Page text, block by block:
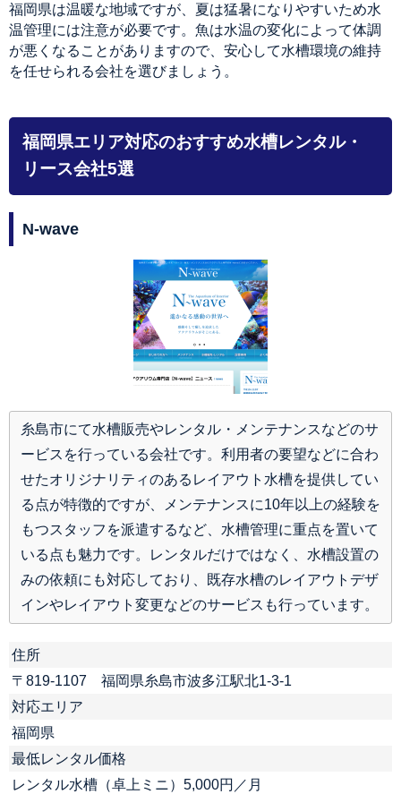
福岡県は温暖な地域ですが、夏は猛暑になりやすいため水
温管理には注意が必要です。魚は水温の変化によって体調
が悪くなることがありますので、安心して水槽環境の維持
を任せられる会社を選びましょう。
福岡県エリア対応のおすすめ水槽レンタル・
リース会社5選
N‐wave
糸島市にて水槽販売やレンタル・メンテナンスなどのサ
ービスを行っている会社です。利用者の要望などに合わ
せたオリジナリティのあるレイアウト水槽を提供してい
る点が特徴的ですが、メンテナンスに10年以上の経験を
もつスタッフを派遣するなど、水槽管理に重点を置いて
いる点も魅力です。レンタルだけではなく、水槽設置の
みの依頼にも対応しており、既存水槽のレイアウトデザ
インやレイアウト変更などのサービスも行っています。
住所
〒819-1107 福岡県糸島市波多江駅北1-3-1
対応エリア
福岡県
最低レンタル価格
レンタル水槽（卓上ミニ）5,000円／月